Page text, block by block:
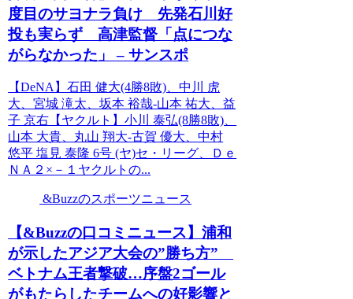
度目のサヨナラ負け 先発石川好
投も実らず 高津監督「点につな
がらなかった」 – サンスポ
【DeNA】石田 健大(4勝8敗)、中川 虎
大、宮城 滝太、坂本 裕哉-山本 祐大、益
子 京右【ヤクルト】小川 泰弘(8勝8敗)、
山本 大貴、丸山 翔大-古賀 優大、中村
悠平 塩見 泰隆 6号 (ヤ)セ・リーグ、Ｄｅ
ＮＡ２×－１ヤクルトの...
&Buzzのスポーツニュース
【&Buzzの口コミニュース】浦和
が示したアジア大会の”勝ち方”
ベトナム王者撃破…序盤2ゴール
がもたらしたチームへの好影響と